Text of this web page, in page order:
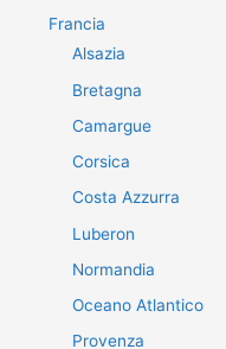
Francia
Alsazia
Bretagna
Camargue
Corsica
Costa Azzurra
Luberon
Normandia
Oceano Atlantico
Provenza